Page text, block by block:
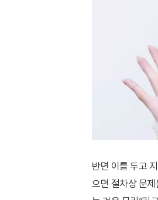
반면 이를 두고
으면 절차상 문제